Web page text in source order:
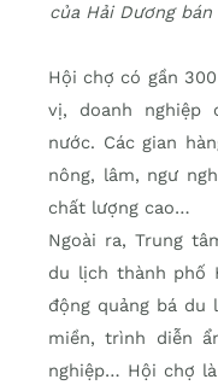
của Hải Dương
Hội chợ có gần
vị, doanh nghiệp
nước. Các gian
nông, lâm, ngư
chất lượng cao…
Ngoài ra, Trung
du lịch thành phố
động quảng bá du
miền, trình diễn
nghiệp… Hội chợ